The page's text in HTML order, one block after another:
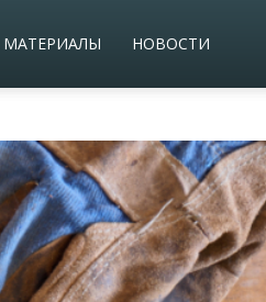
НОВОСТИ